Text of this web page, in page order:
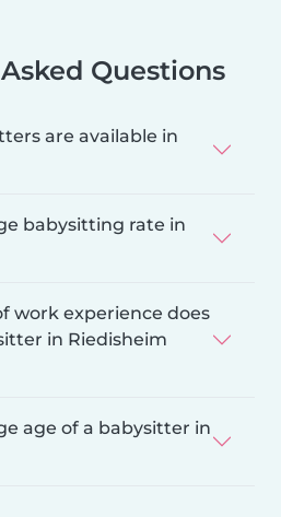
Questions
are available in
babysitting rate in
work experience does
in Riedisheim
age of a babysitter in